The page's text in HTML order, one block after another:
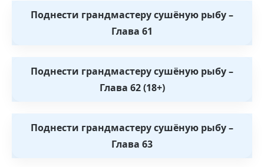
Поднести грандмастеру сушёную рыбу –
Глава 61
Поднести грандмастеру сушёную рыбу –
Глава 62 (18+)
Поднести грандмастеру сушёную рыбу –
Глава 63